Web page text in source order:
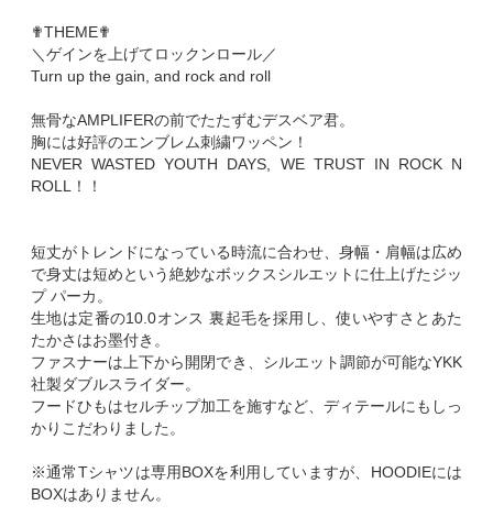
✟THEME✟
＼ゲインを上げてロックンロール／
Turn up the gain, and rock and roll
無骨なAMPLIFERの前でたたずむデスベア君。
胸には好評のエンブレム刺繍ワッペン！
NEVER WASTED YOUTH DAYS, WE TRUST IN ROCK N
ROLL！！
短丈がトレンドになっている時流に合わせ、身幅・肩幅は広め
で身丈は短めという絶妙なボックスシルエットに仕上げたジッ
プ パーカ。
生地は定番の10.0オンス 裏起毛を採用し、使いやすさとあた
たかさはお墨付き。
ファスナーは上下から開閉でき、シルエット調節が可能なYKK
社製ダブルスライダー。
フードひもはセルチップ加工を施すなど、ディテールにもしっ
かりこだわりました。
※通常Tシャツは専用BOXを利用していますが、HOODIEには
BOXはありません。